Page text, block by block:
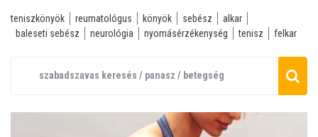
teniszkönyök reumatológus könyök sebész
alkar
baleseti sebész
neurológia nyomásérzékenység tenisz felkar